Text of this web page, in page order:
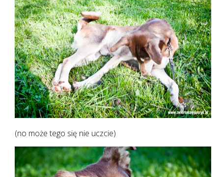
(no może tego się nie uczcie)